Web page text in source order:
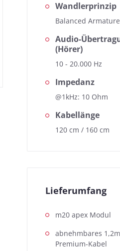
Wandlerprinzip
Balanced
Audio-
(Hörer)
10 - 20.000 Hz
Impedanz
@1kHz: 10 Ohm
Kabellänge
120 cm / 160 cm
Lieferumfang
m20 apex Modul
abnehmbares
Premium-Kabel